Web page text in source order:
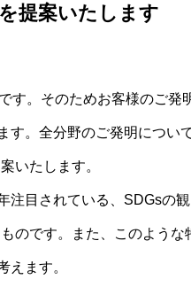
提案いたします
す。そのためお客様のご発
す。全分野のご発明につい
いたします。
注目されている、SDGsの
のです。また、このよう
えます。